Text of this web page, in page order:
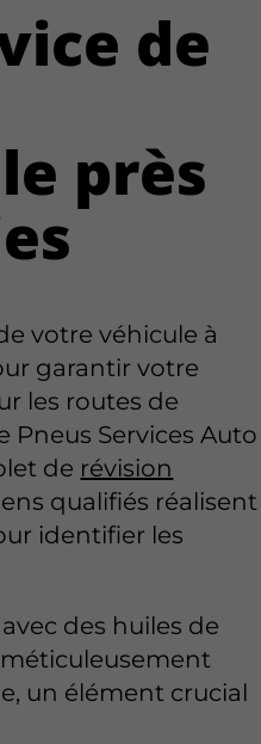
de
près
votre véhicule à
garantir votre
les routes de
Pneus Services Auto
de révision
qualifiés réalisent
identifier les
des huiles de
un élément crucial